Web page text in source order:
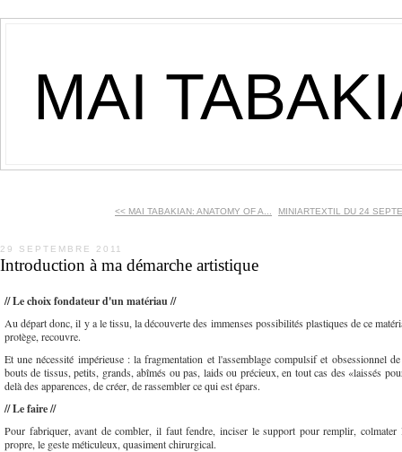
MAI
<< MAI TABAKIAN: ANATOMY OF A... MINIARTEXTIL DU 24
29 SEPTEMBRE 2011
Introduction à ma démarche artistique
// Le choix fondateur d'un matériau //
Au départ donc, il y a le tissu, la découverte des immenses possibilités plastiques de ce
protège, recouvre.
Et une nécessité impérieuse : la fragmentation et l'assemblage compulsif et obsessionnel
bouts de tissus, petits, grands, abîmés ou pas, laids ou précieux, en tout cas des «laissés
delà des apparences, de créer, de rassembler ce qui est épars.
// Le faire //
Pour fabriquer, avant de combler, il faut fendre, inciser le support pour remplir, colmater
propre, le geste méticuleux, quasiment chirurgical.